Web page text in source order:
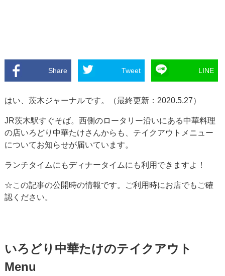
Share Tweet LINE
はい、茨木ジャーナルです。（最終更新：2020.5.27）
JR茨木駅すぐそば。西側のロータリー沿いにある中華料理
の店いろどり中華たけさんからも、テイクアウトメニュー
についてお知らせが届いています。
ランチタイムにもディナータイムにも利用できますよ！
☆この記事の公開時の情報です。ご利用時にお店でもご確
認ください。
いろどり中華たけのテイクアウト
Menu